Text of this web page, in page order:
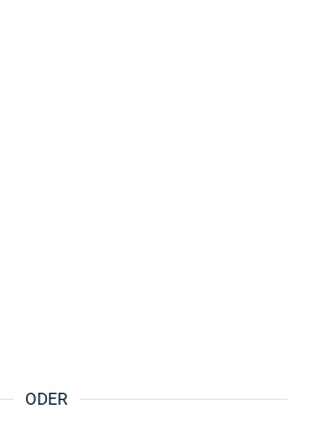
ODER